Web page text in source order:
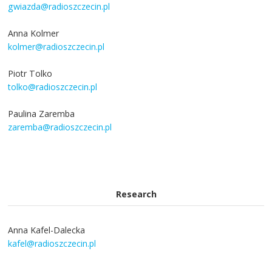
gwiazda@radioszczecin.pl
Anna Kolmer
kolmer@radioszczecin.pl
Piotr Tolko
tolko@radioszczecin.pl
Paulina Zaremba
zaremba@radioszczecin.pl
Research
Anna Kafel-Dalecka
kafel@radioszczecin.pl